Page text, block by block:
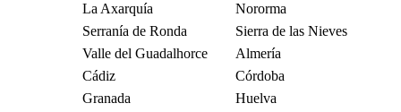
La Axarquía
Nororma
Serranía de Ronda
Sierra de las Nieves
Valle del Guadalhorce
Almería
Cádiz
Córdoba
Granada
Huelva